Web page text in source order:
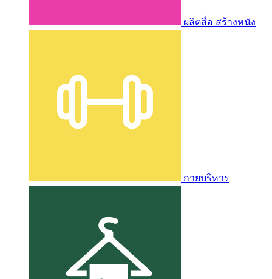
ผลิตสื่อ สร้างหนัง
กายบริหาร